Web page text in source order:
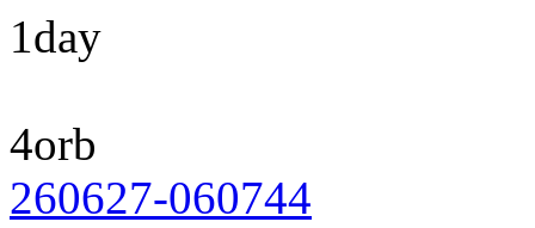
1day
4orb
260627-060744